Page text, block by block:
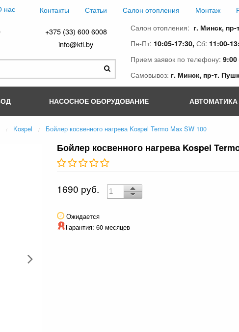
нас Контакты Статьи Салон отопления Монтаж
+375 (33) 600 6008
info@ktl.by
Салон отопления: г. Минск,
Пн-Пт: 10:05-17:30, Сб: 11:00-
Прием заявок по телефону: 9:00
Самовывоз: г. Минск, пр-т.
НАСОСНОЕ ОБОРУДОВАНИЕ АВТОМАТИКА
Kospel Бойлер косвенного нагрева Kospel Termo Max SW 100
Бойлер косвенного нагрева Kospel
1690 руб.
Ожидается
Гарантия: 60 месяцев